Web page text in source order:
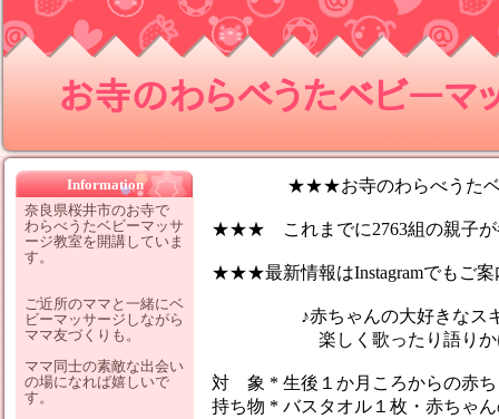
お寺のわらべうたベビーマッ
★★★お寺のわらべうたベ
★★★ これまでに2763組の親子が
★★★最新情報はInstagramでもご案
♪赤ちゃんの大好きなスキン
楽しく歌ったり語りかけな
対 象 * 生後１か月ころからの赤ち
持ち物 * バスタオル１枚・赤ちゃ
Information
奈良県桜井市のお寺で
わらべうたベビーマッサ
ージ教室を開講していま
す。
ご近所のママと一緒にベ
ビーマッサージしながら
ママ友づくりも。
ママ同士の素敵な出会い
の場になれば嬉しいで
す。